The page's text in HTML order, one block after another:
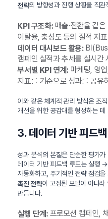
전략의 방향성과 진행 상황을 직
KPI 구조화:매출·전환율 같은
이탈율, 충성도 등의 질적 지
데이터 대시보드 활용:
캠페인 실적과 추세를 실시간
부서별 KPI 연계:마케팅, 영
지표를 기준으로 성과를 공유
이와 같은 체계적 관리 방식은 조
개선을 위한 공감대를 형성하는 데
3. 데이터 기반 피드
성과 분석의 본질은 단순한 평가가
데이터 기반 피드백 루프는 실
자동화하고, 주기적인 전략 점검
촉진 전략이 고정된 모델이 아니라
만듭니다.
실행 단계:프로모션 캠페인,